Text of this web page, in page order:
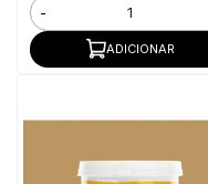
-
ADICIONAR